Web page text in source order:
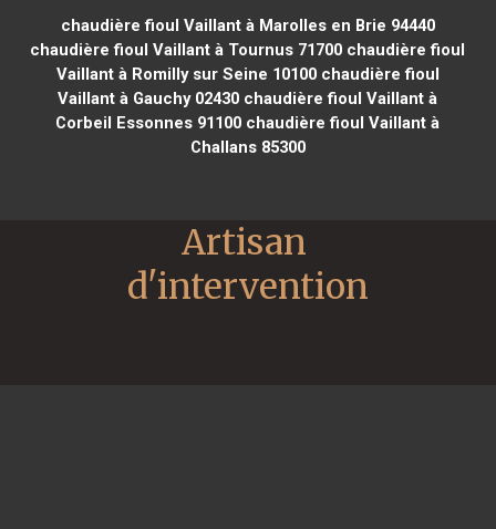
chaudière fioul Vaillant à Marolles en Brie 94440
chaudière fioul Vaillant à Tournus 71700 chaudière fioul
Vaillant à Romilly sur Seine 10100chaudière fioul
Vaillant à Gauchy 02430 chaudière fioul Vaillant à
Corbeil Essonnes 91100 chaudière fioul Vaillant à
Challans 85300
Artisan
d'intervention